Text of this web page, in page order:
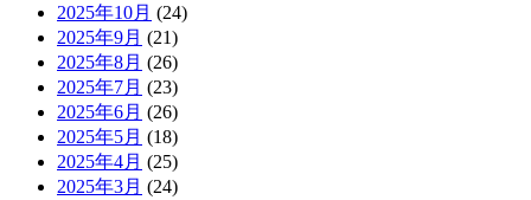
2025年10月 (24)
2025年9月 (21)
2025年8月 (26)
2025年7月 (23)
2025年6月 (26)
2025年5月 (18)
2025年4月 (25)
2025年3月 (24)